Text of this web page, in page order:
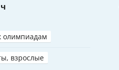
олимпиадам
взрослые